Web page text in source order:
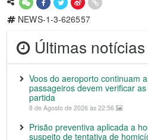
NEWS-1-3-626557
Últimas notícias
Voos do aeroporto continuam
passageiros devem verificar
partida
8 de Agosto de 2026 às 22:56
Prisão preventiva aplicada a
suspeito de tentativa de